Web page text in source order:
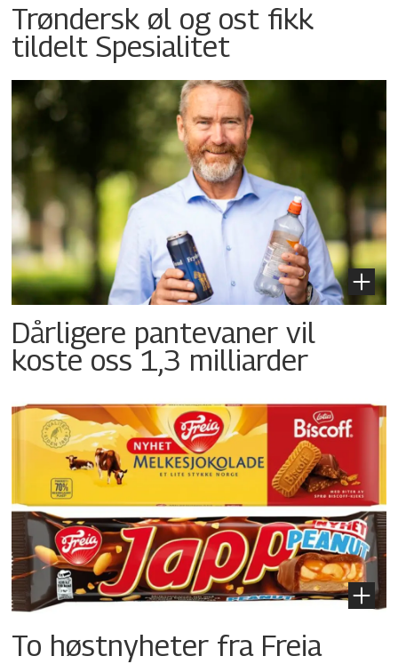
Trøndersk øl og ost fikk
tildelt Spesialitet
Dårligere pantevaner vil
koste oss 1,3 milliarder
To høstnyheter fra Freia